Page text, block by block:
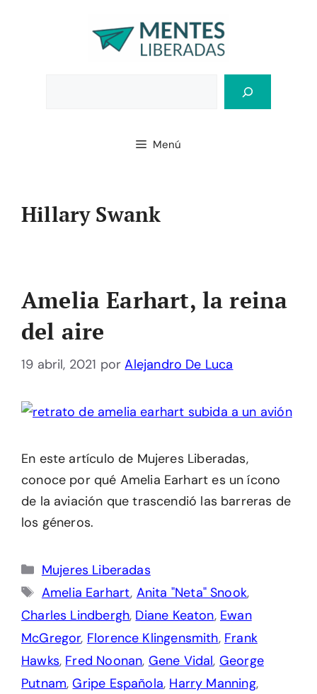
Menú
Hillary Swank
Amelia Earhart, la reina
del aire
19 abril, 2021 porAlejandro De Luca
En este artículo de Mujeres Liberadas,
conoce por qué Amelia Earhart es un ícono
de la aviación que trascendió las barreras de
los géneros.
Categorías
Mujeres Liberadas
Etiquetas
Amelia Earhart, Anita "Neta" Snook,
Charles Lindbergh, Diane Keaton, Ewan
McGregor, Florence Klingensmith, Frank
Hawks, Fred Noonan, Gene Vidal, George
Putnam,Gripe Española, Harry Manning,